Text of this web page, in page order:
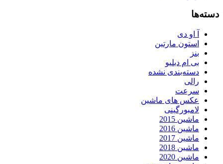
دسته‌ها
آ او دی
استون مارتین
بنز
بی ام دبلیو
دسته‌بندی نشده
رالی
سرعت
عکس های ماشین
لامبورگینی
ماشین 2015
ماشین 2016
ماشین 2017
ماشین 2018
ماشین 2020